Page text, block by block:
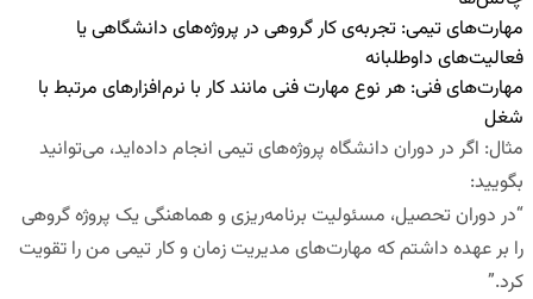
مهارت‌های تیمی: تجربه‌ی کار گروهی در پروژه‌های دانشگاهی یا
فعالیت‌های داوطلبانه
مهارت‌های فنی: هر نوع مهارت فنی مانند کار با نرم‌افزارهای مرتبط با
شغل
مثال: اگر در دوران دانشگاه پروژه‌های تیمی انجام داده‌اید، می‌توانید
بگویید:
“در دوران تحصیل، مسئولیت برنامه‌ریزی و هماهنگی یک پروژه گروهی
را بر عهده داشتم که مهارت‌های مدیریت زمان و کار تیمی من را تقویت
کرد.”